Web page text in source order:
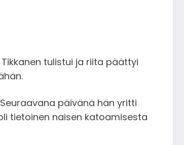
tulistui ja riita päättyi
päivänä hän yritti
tietoinen naisen katoamisesta